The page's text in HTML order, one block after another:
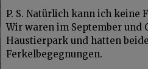
P. S. Natürlich kann ich keine
Wir waren im September und
Haustierpark und hatten
Ferkelbegegnungen.